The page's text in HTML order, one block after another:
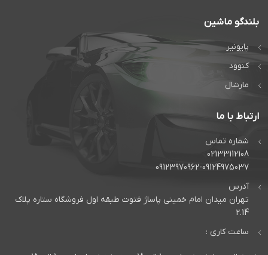
بلندگو ماشین
پایونیر
کنوود
مارشال
ارتباط با ما
شماره تماس
02133112108
09123970962-09124975037
آدرس
تهران میدان امام خمینی پاساژ فتوت طبقه اول فروشگاه ستاره پلاک
2.14
ساعت کاری :